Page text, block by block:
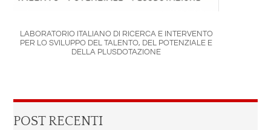
LABORATORIO ITALIANO DI RICERCA E INTERVENTO
PER LO SVILUPPO DEL TALENTO, DEL POTENZIALE E
DELLA PLUSDOTAZIONE
POST RECENTI